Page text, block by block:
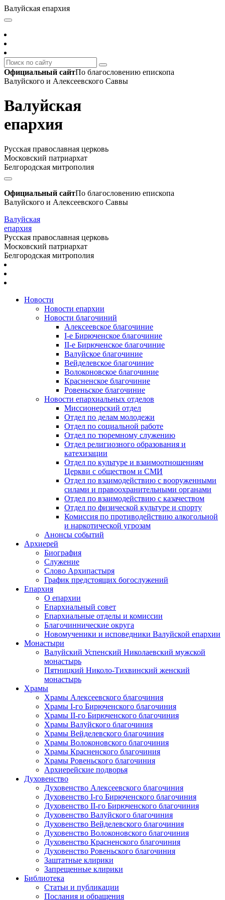
Валуйская епархия
Официальный сайтПо благословению епископа
Валуйского и Алексеевского Саввы
Валуйская
епархия
Русская православная церковь
Московский патриархат
Белгородская митрополия
Официальный сайтПо благословению епископа
Валуйского и Алексеевского Саввы
Валуйская
епархия
Русская православная церковь
Московский патриархат
Белгородская митрополия
Новости
Новости епархии
Новости благочиний
Алексеевское благочиние
I-е Бирюченское благочиние
II-е Бирюченское благочиние
Валуйское благочиние
Вейделевское благочиние
Волоконовское благочиние
Красненское благочиние
Ровеньское благочиние
Новости епархиальных отделов
Миссионерский отдел
Отдел по делам молодежи
Отдел по социальной работе
Отдел по тюремному служению
Отдел религиозного образования и
катехизации
Отдел по культуре и взаимоотношениям
Церкви с обществом и СМИ
Отдел по взаимодействию с вооруженными
силами и правоохранительными органами
Отдел по взаимодействию с казачеством
Отдел по физической культуре и спорту
Комиссия по противодействию алкогольной
и наркотической угрозам
Анонсы событий
Архиерей
Биография
Служение
Слово Архипастыря
График предстоящих богослужений
Епархия
О епархии
Епархиальный совет
Епархиальные отделы и комиссии
Благочиннические округа
Новомученики и исповедники Валуйской епархии
Монастыри
Валуйский Успенский Николаевский мужской
монастырь
Пятницкий Николо-Тихвинский женский
монастырь
Храмы
Храмы Алексеевского благочиния
Храмы I-го Бирюченского благочиния
Храмы II-го Бирюченского благочиния
Храмы Валуйского благочиния
Храмы Вейделевского благочиния
Храмы Волоконовского благочиния
Храмы Красненского благочиния
Храмы Ровеньского благочиния
Архиерейские подворья
Духовенство
Духовенство Алексеевского благочиния
Духовенство I-го Бирюченского благочиния
Духовенство II-го Бирюченского благочиния
Духовенство Валуйского благочиния
Духовенство Вейделевского благочиния
Духовенство Волоконовского благочиния
Духовенство Красненского благочиния
Духовенство Ровеньского благочиния
Заштатные клирики
Запрещенные клирики
Библиотека
Статьи и публикации
Послания и обращения